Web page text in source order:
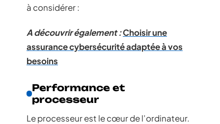
à considérer :
A découvrir également :Choisir une
assurance cybersécurité adaptée à vos
besoins
Performance et
processeur
Le processeur est le cœur de l’ordinateur.